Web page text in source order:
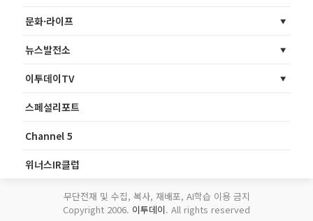
문화·라이프
뉴스발전소
이투데이TV
스페셜리포트
Channel 5
위너스IR클럽
무단전재 및 수집, 복사, 재배포, AI학습 이용 금지
Copyright 2006. 이투데이. All rights reserved